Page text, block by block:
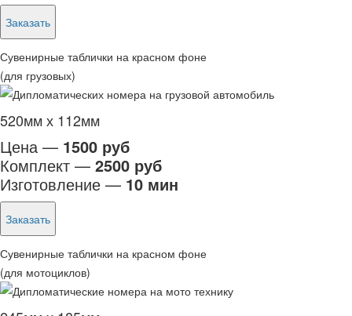
Заказать
Сувенирные таблички на красном фоне
(для грузовых)
520мм х 112мм
Цена — 1500 руб
Комплект — 2500 руб
Изготовление — 10 мин
Заказать
Сувенирные таблички на красном фоне
(для мотоциклов)